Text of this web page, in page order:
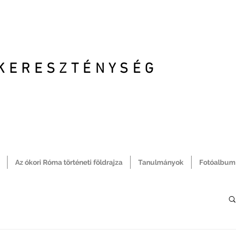
Az ókori Róma történeti földrajza Tanulmányok Fotóalbum